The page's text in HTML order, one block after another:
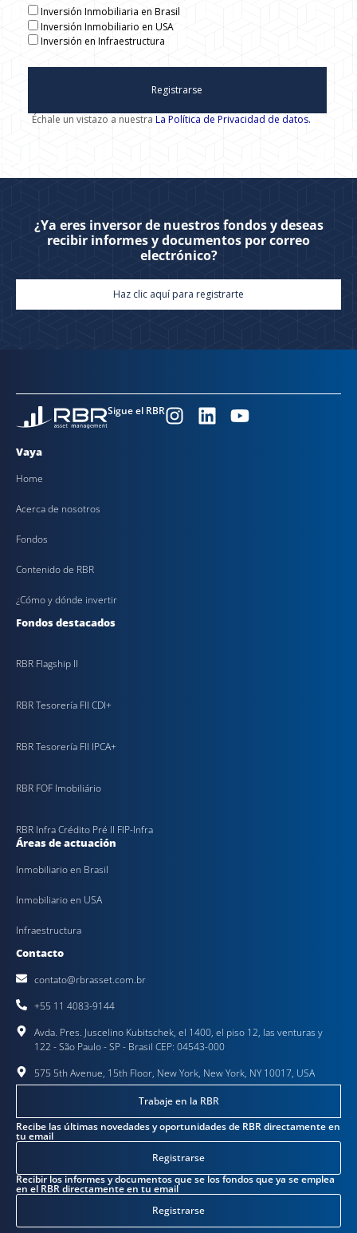
Inversión Inmobiliaria en Brasil
Inversión Inmobiliario en USA
Inversión en Infraestructura
Registrarse
Échale un vistazo a nuestra La Política de Privacidad de datos.
¿Ya eres inversor de nuestros fondos y deseas
recibir informes y documentos por correo
electrónico?
Haz clic aquí para registrarte
Sigue el RBR
Vaya
Home
Acerca de nosotros
Fondos
Contenido de RBR
¿Cómo y dónde invertir
Fondos destacados
RBR Flagship II
RBR Tesorería FII CDI+
RBR Tesorería FII IPCA+
RBR FOF Imobiliário
RBR Infra Crédito Pré II FIP-Infra
Áreas de actuación
Inmobiliario en Brasil
Inmobiliario en USA
Infraestructura
Contacto
contato@rbrasset.com.br
+55 11 4083-9144
Avda. Pres. Juscelino Kubitschek, el 1400, el piso 12, las venturas y
122 - São Paulo - SP - Brasil CEP: 04543-000
575 5th Avenue, 15th Floor, New York, New York, NY 10017, USA
Trabaje en la RBR
Recibe las últimas novedades y oportunidades de RBR directamente en
tu email
Registrarse
Recibir los informes y documentos que se los fondos que ya se emplea
en el RBR directamente en tu email
Registrarse